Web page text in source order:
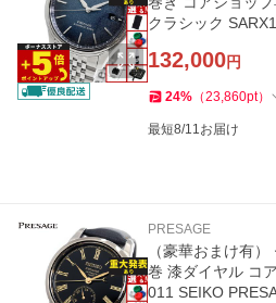
クラシック
132,000円
24% （23,860pt）
最短8/11お届け
PRESAGE
（豪華おまけ有
巻 漆ダイヤル コ
011 SEIKO